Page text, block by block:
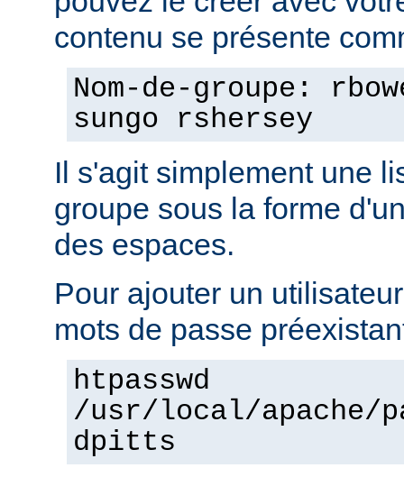
contenu se présente
Nom-de-groupe:
sungo rshersey
Il s'agit simplement une
groupe sous la forme
des espaces.
Pour ajouter un
mots de passe
htpasswd
/usr/local/apache/
dpitts